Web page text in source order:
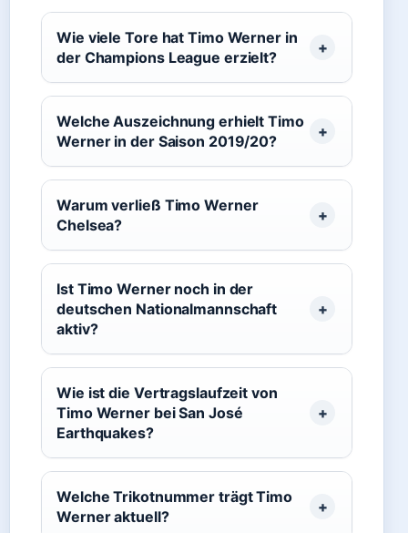
Wie viele Tore hat Timo Werner in
der Champions League erzielt?
Welche Auszeichnung erhielt Timo
Werner in der Saison 2019/20?
Warum verließ Timo Werner
Chelsea?
Ist Timo Werner noch in der
deutschen Nationalmannschaft
aktiv?
Wie ist die Vertragslaufzeit von
Timo Werner bei San José
Earthquakes?
Welche Trikotnummer trägt Timo
Werner aktuell?